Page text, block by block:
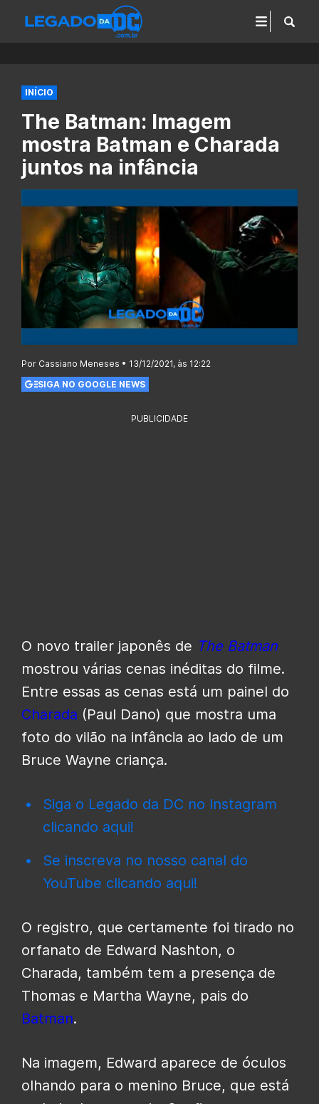
INÍCIO
The Batman: Imagem
mostra Batman e Charada
juntos na infância
Por Cassiano Meneses • 13/12/2021, às 12:22
SIGA NO GOOGLE NEWS
PUBLICIDADE
O novo trailer japonês de The Batman
mostrou várias cenas inéditas do filme.
Entre essas as cenas está um painel do
Charada (Paul Dano) que mostra uma
foto do vilão na infância ao lado de um
Bruce Wayne criança.
Siga o Legado da DC no Instagram
clicando aqui!
Se inscreva no nosso canal do
YouTube clicando aqui!
O registro, que certamente foi tirado no
orfanato de Edward Nashton, o
Charada, também tem a presença de
Thomas e Martha Wayne, pais do
Batman.
Na imagem, Edward aparece de óculos
olhando para o menino Bruce, que está